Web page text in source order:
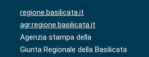
regione.basilicata.it
agr.regione.basilicata.it
Agenzia stampa della
Giunta Regionale della Basilicata